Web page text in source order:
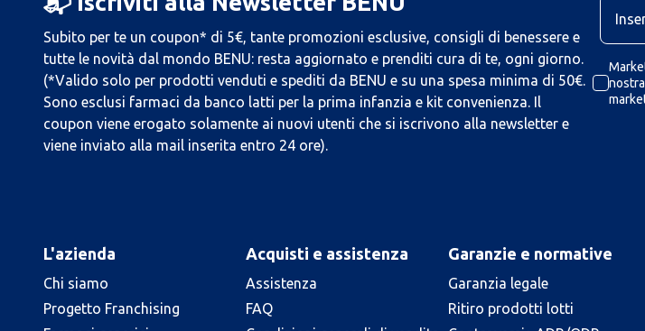
Subito per te un coupon* di 5€, tante promozioni esclusive, consigli di benessere e
tutte le novità dal mondo BENU: resta aggiornato e prenditi cura di te, ogni giorno.
(*Valido solo per prodotti venduti e spediti da BENU e su una spesa minima di 50€.
Sono esclusi farmaci da banco latti per la prima infanzia e kit convenienza. Il
coupon viene erogato solamente ai nuovi utenti che si iscrivono alla newsletter e
viene inviato alla mail inserita entro 24 ore).
L'azienda
Chi siamo
Progetto Franchising
Acquisti e assistenza
Assistenza
FAQ
Garanzie e normative
Garanzia legale
Ritiro prodotti lotti